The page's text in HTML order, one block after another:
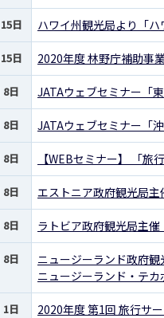
日 ハワイ州観光局より「
日 2020年度 林野庁補助事
8日 JATAウェブセミナー「
8日 JATAウェブセミナー「
8日 【WEBセミナー】 「
8日 エストニア政府観光局
8日 ラトビア政府観光局主
8日
ニュージーランド政府観
ニュージーランド・テ
1日 2020年度 第1回 旅行サ